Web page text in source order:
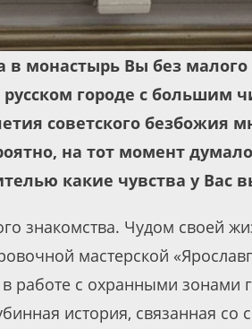
в монастырь Вы без
городе с большим
советского безбожия
на тот момент
какие чувства у Вас
знакомства. Чудом своей
мастерской
в работе с охранными зонами
история, связанная